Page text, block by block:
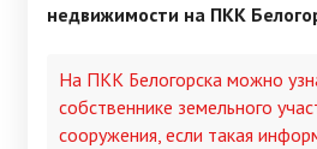
недвижимости на ПКК
На ПКК Белогорска можно
собственнике земельного
сооружения, если такая